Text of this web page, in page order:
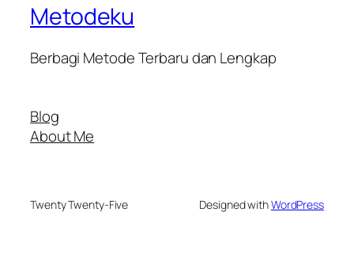
Metodeku
Berbagi Metode Terbaru dan Lengkap
Blog
About Me
Twenty Twenty-Five Designed withWordPress